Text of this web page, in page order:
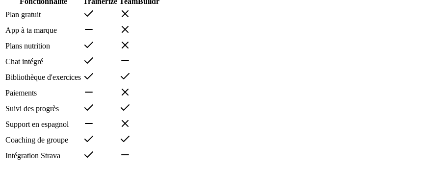
Plan gratuit
App à ta marque
Plans nutrition
Chat intégré
Bibliothèque d'exercices
Paiements
Suivi des progrès
Support en espagnol
Coaching de groupe
Intégration Strava